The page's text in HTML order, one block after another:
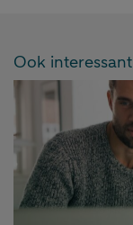
Ook interessant